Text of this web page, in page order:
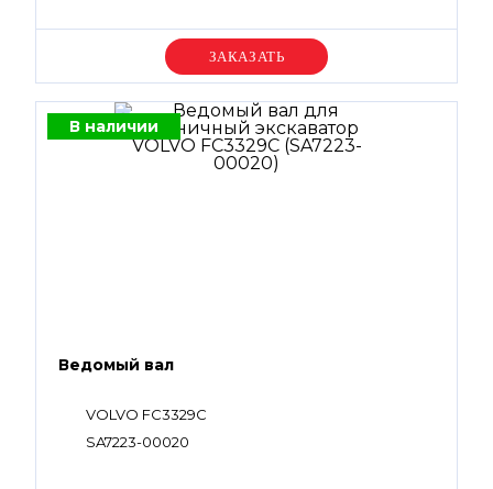
Уточняйте цену
В наличии
Ведомый вал
VOLVO FC3329C
SA7223-00020